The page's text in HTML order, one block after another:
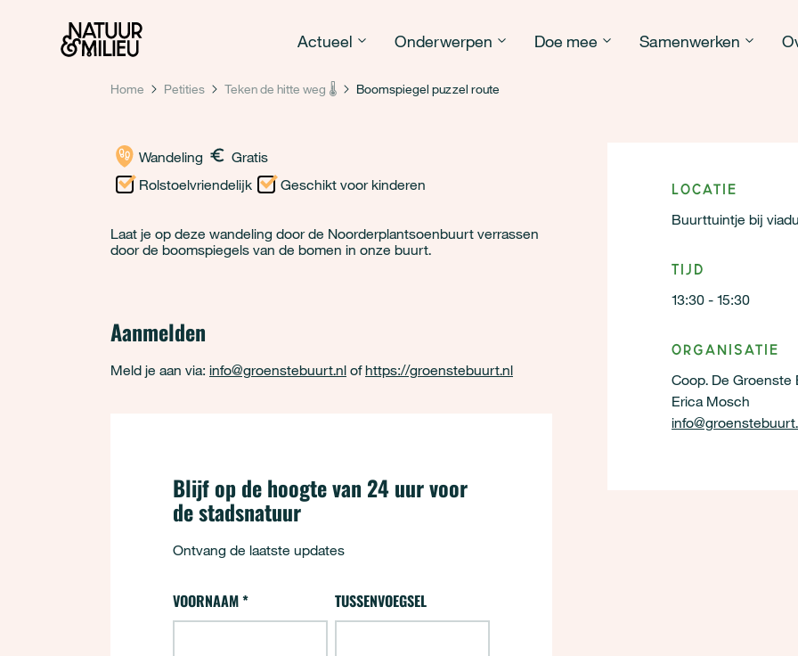
Natuur & Milieu homepage
Actueel Onderwerpen Doe mee Samenwerken
Home Petities Teken de hitte weg 🌡️ Boomspiegel puzzel route
Wandeling
Gratis
Rolstoelvriendelijk
Geschikt voor kinderen
Laat je op deze wandeling door de Noorderplantsoenbuurt verrassen
door de boomspiegels van de bomen in onze buurt.
Aanmelden
Meld je aan via: info@groenstebuurt.nl ofhttps://groenstebuurt.nl
Blijf op de hoogte van 24 uur voor
de stadsnatuur
Ontvang de laatste updates
24 uur - Aanmelden (opt-ins)
VOORNAAM* TUSSENVOEGSEL
Locatie
Buurttuintje bij
Tijd
13:30 - 15:30
Organisatie
Coop. De Groenste
Erica Mosch